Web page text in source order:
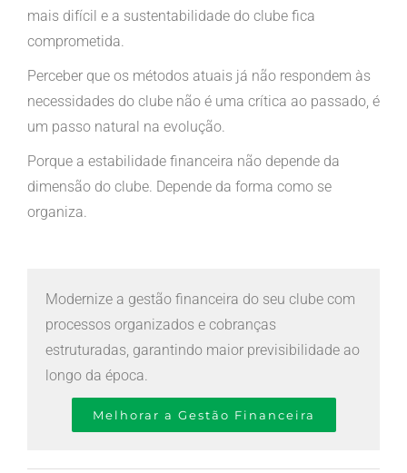
mais difícil e a sustentabilidade do clube fica
comprometida.
Perceber que os métodos atuais já não respondem às
necessidades do clube não é uma crítica ao passado, é
um passo natural na evolução.
Porque a estabilidade financeira não depende da
dimensão do clube. Depende da forma como se
organiza.
Modernize a gestão financeira do seu clube com
processos organizados e cobranças
estruturadas, garantindo maior previsibilidade ao
longo da época.
Melhorar a Gestão Financeira